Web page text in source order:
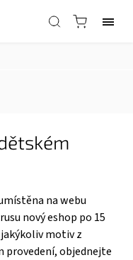
na webu
nový eshop po 15
motiv z
provedení, objednejte